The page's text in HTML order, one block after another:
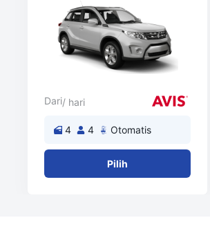
Dari/ hari
4 4 Otomatis
Pilih